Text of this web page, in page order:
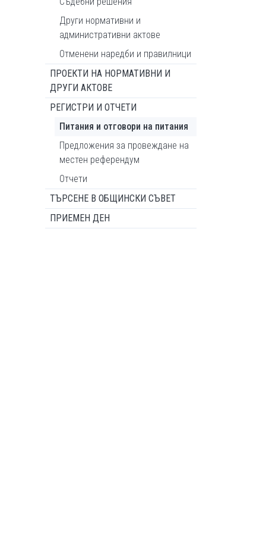
Други нормативни и
административни актове
Отменени наредби и правилници
ПРОЕКТИ НА НОРМАТИВНИ И
ДРУГИ АКТОВЕ
РЕГИСТРИ И ОТЧЕТИ
Питания и отговори на питания
Предложения за провеждане на
местен референдум
Отчети
ТЪРСЕНЕ В ОБЩИНСКИ СЪВЕТ
ПРИЕМЕН ДЕН